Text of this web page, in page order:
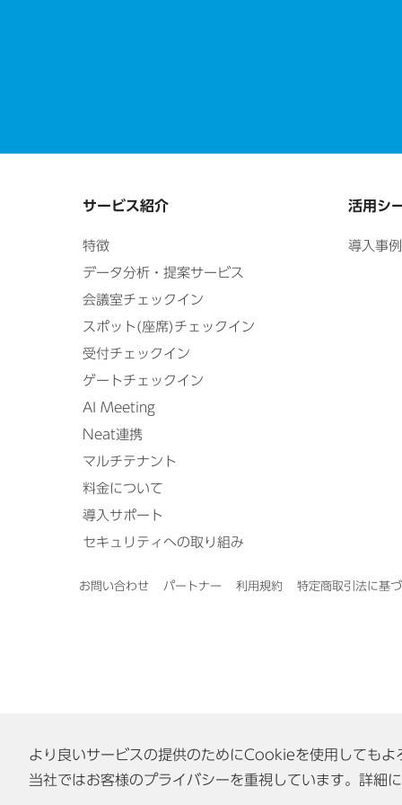
サービス紹介
特徴
データ分析・提案サービス
会議室チェックイン
スポット(座席)チェックイン
受付チェックイン
ゲートチェックイン
AI Meeting
Neat連携
マルチテナント
料金について
導入サポート
セキュリティへの取り組み
活用シ
導入事例
お問い合わせ パートナー 利用規約 特定商取引法に基
より良いサービスの提供のためにCookieを使用してもよ
当社ではお客様のプライバシーを重視しています。詳細